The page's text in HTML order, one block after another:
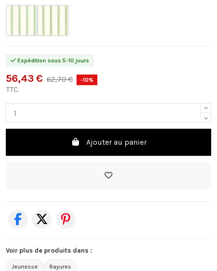
Expédition sous 5-10 jours
56,43 € 62,70 € -10%
TTC
Ajouter au panier
Voir plus de produits dans :
Jeunesse Rayures